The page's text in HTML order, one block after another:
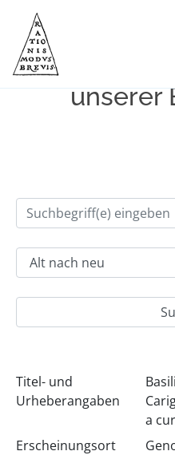
Einfache
unserer
Titel- und
Urheberangaben
a
Erscheinungsort